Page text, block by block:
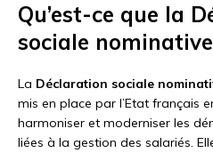
Qu’est-ce que la
sociale nominative
La Déclaration sociale
mis en place par l’Etat français
harmoniser et moderniser les
liées à la gestion des salariés.